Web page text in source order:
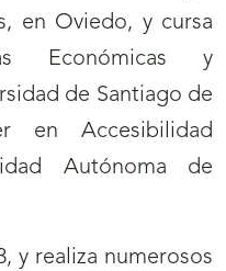
en Oviedo, y cursa
Económicas y
de Santiago de
en Accesibilidad
Autónoma de
y realiza numerosos